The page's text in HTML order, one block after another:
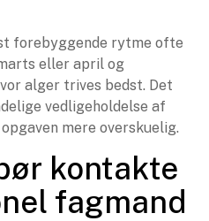
forebyggende rytme ofte
eller april og
alger trives bedst. Det
vedligeholdelse af
mere overskuelig.
kontakte
fagmand